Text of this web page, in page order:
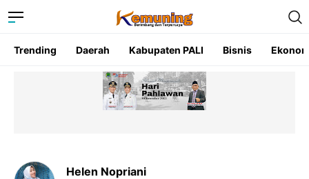
Trending Daerah Kabupaten PALI Bisnis
Helen Nopriani